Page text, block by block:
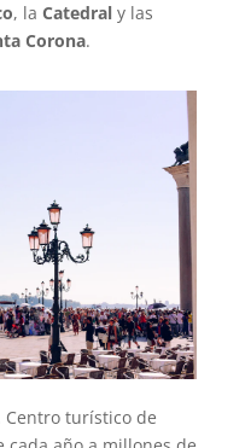
, la Catedraly las
Corona.
Centro turístico de